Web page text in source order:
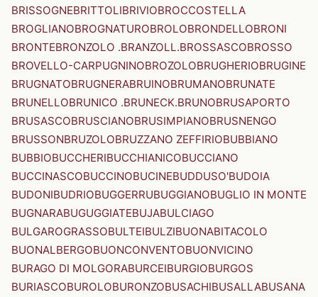
BRISSOGNEBRITTOLIBRIVIOBROCCOSTELLA
BROGLIANOBROGNATUROBROLOBRONDELLOBRONI
BRONTEBRONZOLO .BRANZOLL.BROSSASCOBROSSO
BROVELLO-CARPUGNINOBROZOLOBRUGHERIOBRUGINE
BRUGNATOBRUGNERABRUINOBRUMANOBRUNATE
BRUNELLOBRUNICO .BRUNECK.BRUNOBRUSAPORTO
BRUSASCOBRUSCIANOBRUSIMPIANOBRUSNENGO
BRUSSONBRUZOLOBRUZZANO ZEFFIRIOBUBBIANO
BUBBIOBUCCHERIBUCCHIANICOBUCCIANO
BUCCINASCOBUCCINOBUCINEBUDDUSO'BUDOIA
BUDONIBUDRIOBUGGERRUBUGGIANOBUGLIO IN MONTE
BUGNARABUGUGGIATEBUJABULCIAGO
BULGAROGRASSOBULTEIBULZIBUONABITACOLO
BUONALBERGOBUONCONVENTOBUONVICINO
BURAGO DI MOLGORABURCEIBURGIOBURGOS
BURIASCOBUROLOBURONZOBUSACHIBUSALLABUSANA